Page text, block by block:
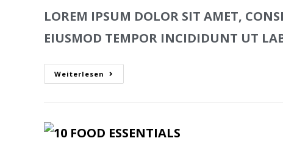
LOREM IPSUM DOLOR SIT AMET,
EIUSMOD TEMPOR INCIDIDUNT UT
Weiterlesen